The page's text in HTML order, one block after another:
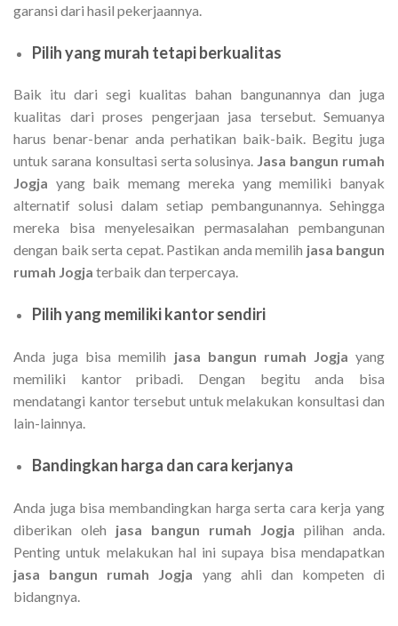
garansi dari hasil pekerjaannya.
Pilih yang murah tetapi berkualitas
Baik itu dari segi kualitas bahan bangunannya dan juga
kualitas dari proses pengerjaan jasa tersebut. Semuanya
harus benar-benar anda perhatikan baik-baik. Begitu juga
untuk sarana konsultasi serta solusinya. Jasa bangun rumah
Jogja yang baik memang mereka yang memiliki banyak
alternatif solusi dalam setiap pembangunannya. Sehingga
mereka bisa menyelesaikan permasalahan pembangunan
dengan baik serta cepat. Pastikan anda memilih jasa bangun
rumah Jogja terbaik dan terpercaya.
Pilih yang memiliki kantor sendiri
Anda juga bisa memilih jasa bangun rumah Jogja yang
memiliki kantor pribadi. Dengan begitu anda bisa
mendatangi kantor tersebut untuk melakukan konsultasi dan
lain-lainnya.
Bandingkan harga dan cara kerjanya
Anda juga bisa membandingkan harga serta cara kerja yang
diberikan oleh jasa bangun rumah Jogja pilihan anda.
Penting untuk melakukan hal ini supaya bisa mendapatkan
jasa bangun rumah Jogja yang ahli dan kompeten di
bidangnya.